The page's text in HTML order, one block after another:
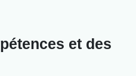
et des